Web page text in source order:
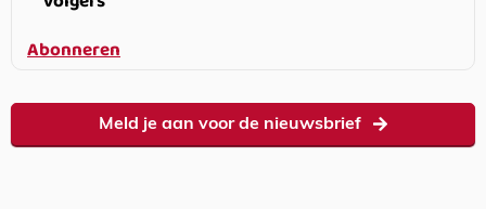
Abonneren
Meld je aan voor de nieuwsbrief